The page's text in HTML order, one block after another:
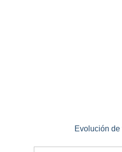
Evolución de